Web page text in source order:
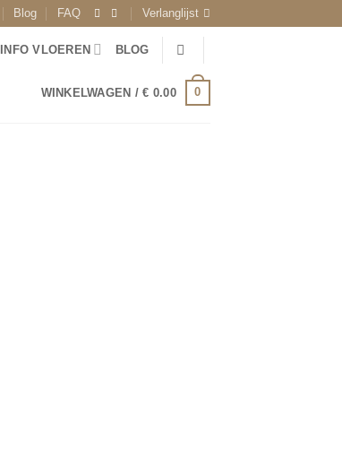
Blog FAQ Verlanglijst
INFO VLOEREN BLOG
WINKELWAGEN /€ 0.00 0